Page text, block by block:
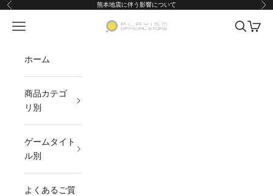
コンテンツへスキップ
前へ 熊本地震に伴う影響について 次
PLAYISMオフィシャルストア
メニューを開く 検索を開
カー
ホーム
商品カテゴ
リ別
ゲームタイト
ル別
よくあるご質